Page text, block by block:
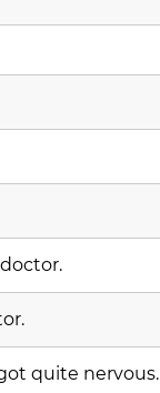
quite nervous.